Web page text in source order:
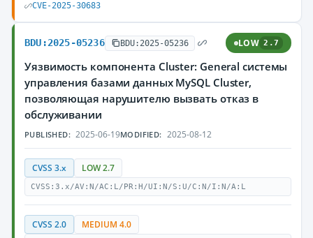
CVE-2025-30683
BDU:2025-05236 BDU:2025-05236 LOW 2.7
Уязвимость компонента Cluster: General системы
управления базами данных MySQL Cluster,
позволяющая нарушителю вызвать отказ в
обслуживании
PUBLISHED: 2025-06-19MODIFIED: 2025-08-12
CVSS 3.x LOW 2.7
CVSS:3.x/AV:N/AC:L/PR:H/UI:N/S:U/C:N/I:N/A:L
CVSS 2.0 MEDIUM 4.0